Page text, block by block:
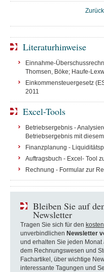
Literaturhinweise
Einnahme-
Thomsen, Böke; Haufe-
Einkommensteuergesetz
2011
Excel-Tools
Betriebsergebnis -
Betriebsergebnis mit
Finanzplanung -
Auftragsbuch - Excel- Tool
Rechnung - Formular zur
Bleiben Sie auf
Newsletter
Tragen Sie sich für den
unverbindlichen Newsletter
und erhalten Sie jeden
dem Rechnungswesen und
Fachartikel, über wichtige
interessante Tagungen und